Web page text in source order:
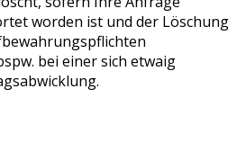
worden ist und der Löschung
bei einer sich etwaig